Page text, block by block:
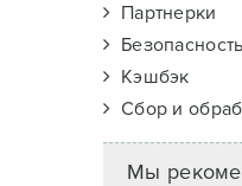
Партнерки
Безопасность
Кэшбэк
Сбор и
Мы